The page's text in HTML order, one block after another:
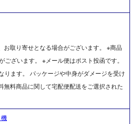
お取り寄せとなる場合がございます。 ※商品
ざいます。 ※メール便はポスト投函です。
ります。 パッケージや中身がダメージを受け
料商品に関して宅配便配送をご選択された
機